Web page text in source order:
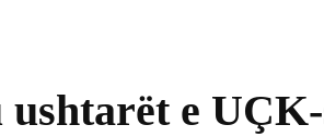
e